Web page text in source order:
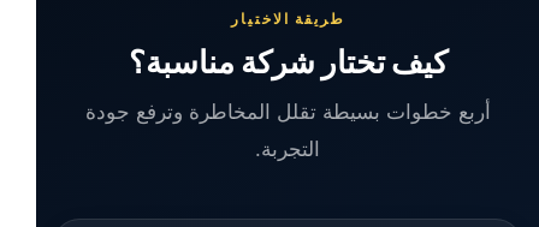
طريقة الاختيار
كيف تختار شركة مناسبة؟
أربع خطوات بسيطة تقلل المخاطرة وترفع جودة
التجربة.